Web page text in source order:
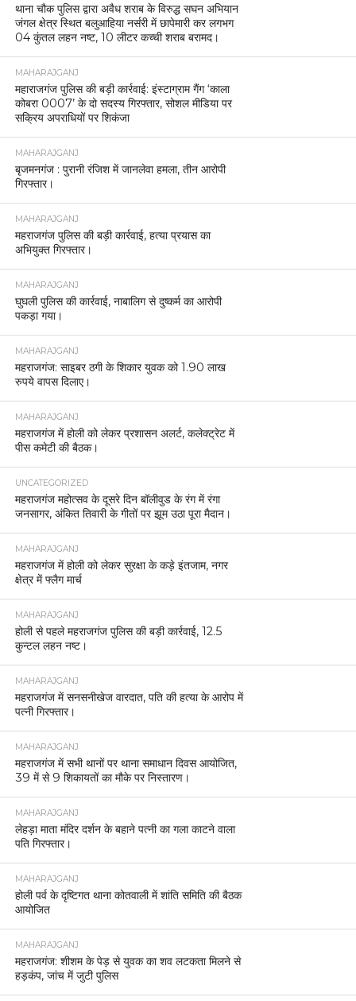
थाना चौक पुलिस द्वारा अवैध शराब के विरुद्ध सघन अभियान
जंगल क्षेत्र स्थित बलुआहिया नर्सरी में छापेमारी कर लगभग
04 कुंतल लहन नष्ट, 10 लीटर कच्ची शराब बरामद।
MAHARAJGANJ
महाराजगंज पुलिस की बड़ी कार्रवाई: इंस्टाग्राम गैंग ‘काला
कोबरा 0007’ के दो सदस्य गिरफ्तार, सोशल मीडिया पर
सक्रिय अपराधियों पर शिकंजा
MAHARAJGANJ
बृजमनगंज : पुरानी रंजिश में जानलेवा हमला, तीन आरोपी
गिरफ्तार।
MAHARAJGANJ
महराजगंज पुलिस की बड़ी कार्रवाई, हत्या प्रयास का
अभियुक्त गिरफ्तार।
MAHARAJGANJ
घुघली पुलिस की कार्रवाई, नाबालिग से दुष्कर्म का आरोपी
पकड़ा गया।
MAHARAJGANJ
महराजगंज: साइबर ठगी के शिकार युवक को 1.90 लाख
रुपये वापस दिलाए।
MAHARAJGANJ
महराजगंज में होली को लेकर प्रशासन अलर्ट, कलेक्ट्रेट में
पीस कमेटी की बैठक।
UNCATEGORIZED
महराजगंज महोत्सव के दूसरे दिन बॉलीवुड के रंग में रंगा
जनसागर, अंकित तिवारी के गीतों पर झूम उठा पूरा मैदान।
MAHARAJGANJ
महराजगंज में होली को लेकर सुरक्षा के कड़े इंतजाम, नगर
क्षेत्र में फ्लैग मार्च
MAHARAJGANJ
होली से पहले महराजगंज पुलिस की बड़ी कार्रवाई, 12.5
कुन्टल लहन नष्ट।
MAHARAJGANJ
महराजगंज में सनसनीखेज वारदात, पति की हत्या के आरोप में
पत्नी गिरफ्तार।
MAHARAJGANJ
महराजगंज में सभी थानों पर थाना समाधान दिवस आयोजित,
39 में से 9 शिकायतों का मौके पर निस्तारण।
MAHARAJGANJ
लेहड़ा माता मंदिर दर्शन के बहाने पत्नी का गला काटने वाला
पति गिरफ्तार।
MAHARAJGANJ
होली पर्व के दृष्टिगत थाना कोतवाली में शांति समिति की बैठक
आयोजित
MAHARAJGANJ
महराजगंज: शीशम के पेड़ से युवक का शव लटकता मिलने से
हड़कंप, जांच में जुटी पुलिस